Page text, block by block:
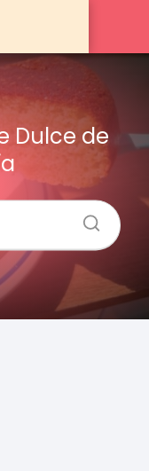
Dulce de